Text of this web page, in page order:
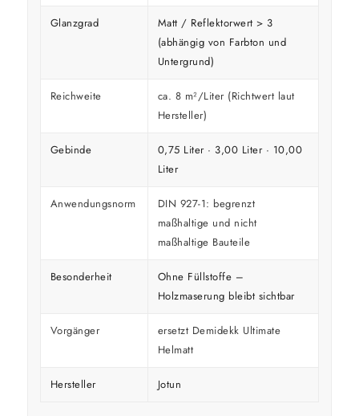
Glanzgrad
Matt / Reflektorwert > 3
(abhängig von Farbton und
Untergrund)
Reichweite
ca. 8 m²/Liter (Richtwert laut
Hersteller)
Gebinde
0,75 Liter · 3,00 Liter · 10,00
Liter
Anwendungsnorm
DIN 927-1: begrenzt
maßhaltige und nicht
maßhaltige Bauteile
Besonderheit
Ohne Füllstoffe –
Holzmaserung bleibt sichtbar
Vorgänger
ersetzt Demidekk Ultimate
Helmatt
Hersteller Jotun